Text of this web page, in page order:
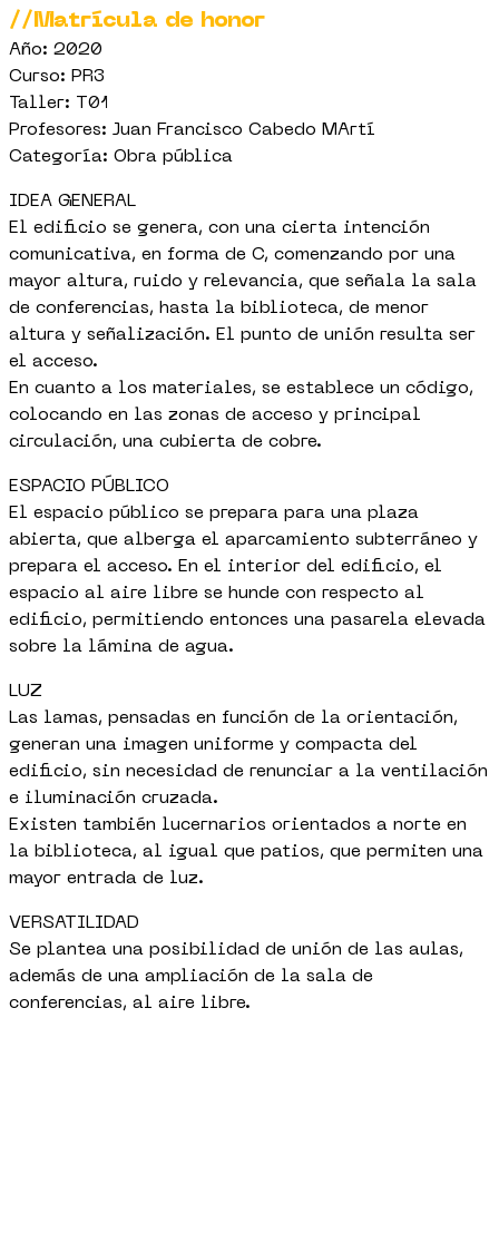
//Matrícula de honor
Año: 2020
Curso: PR3
Taller: T01
Profesores: Juan Francisco Cabedo MArtí
Categoría: Obra pública
IDEA GENERAL
El edificio se genera, con una cierta intención
comunicativa, en forma de C, comenzando por una
mayor altura, ruido y relevancia, que señala la sala
de conferencias, hasta la biblioteca, de menor
altura y señalización. El punto de unión resulta ser
el acceso.
En cuanto a los materiales, se establece un código,
colocando en las zonas de acceso y principal
circulación, una cubierta de cobre.
ESPACIO PÚBLICO
El espacio público se prepara para una plaza
abierta, que alberga el aparcamiento subterráneo y
prepara el acceso. En el interior del edificio, el
espacio al aire libre se hunde con respecto al
edificio, permitiendo entonces una pasarela elevada
sobre la lámina de agua.
LUZ
Las lamas, pensadas en función de la orientación,
generan una imagen uniforme y compacta del
edificio, sin necesidad de renunciar a la ventilación
e iluminación cruzada.
Existen también lucernarios orientados a norte en
la biblioteca, al igual que patios, que permiten una
mayor entrada de luz.
VERSATILIDAD
Se plantea una posibilidad de unión de las aulas,
además de una ampliación de la sala de
conferencias, al aire libre.